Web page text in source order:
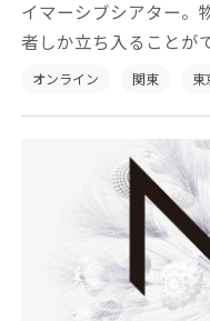
イマーシブシアター。
者しか立ち入ることが
者だけでなく観客も会
オンライン 関東 東